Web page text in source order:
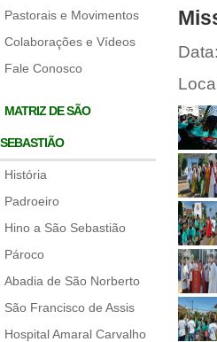
Pastorais e Movimentos
Colaborações e Vídeos
Fale Conosco
MATRIZ DE SÃO
SEBASTIÃO
História
Padroeiro
Hino a São Sebastião
Pároco
Abadia de São Norberto
São Francisco de Assis
Hospital Amaral Carvalho
Data: